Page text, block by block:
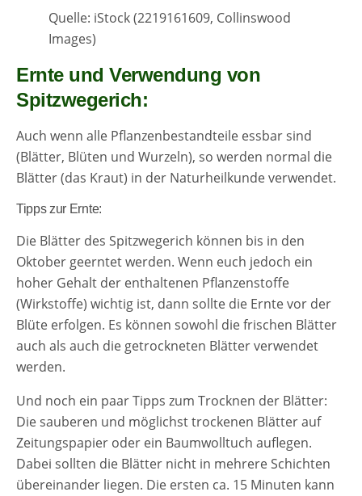
Quelle: iStock (2219161609, Collinswood
Images)
Ernte und Verwendung von
Spitzwegerich:
Auch wenn alle Pflanzenbestandteile essbar sind
(Blätter, Blüten und Wurzeln), so werden normal die
Blätter (das Kraut) in der Naturheilkunde verwendet.
Tipps zur Ernte:
Die Blätter des Spitzwegerich können bis in den
Oktober geerntet werden. Wenn euch jedoch ein
hoher Gehalt der enthaltenen Pflanzenstoffe
(Wirkstoffe) wichtig ist, dann sollte die Ernte vor der
Blüte erfolgen. Es können sowohl die frischen Blätter
auch als auch die getrockneten Blätter verwendet
werden.
Und noch ein paar Tipps zum Trocknen der Blätter:
Die sauberen und möglichst trockenen Blätter auf
Zeitungspapier oder ein Baumwolltuch auflegen.
Dabei sollten die Blätter nicht in mehrere Schichten
übereinander liegen. Die ersten ca. 15 Minuten kann